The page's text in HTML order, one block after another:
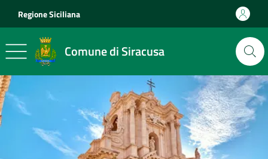
Regione Siciliana
Comune di Siracusa